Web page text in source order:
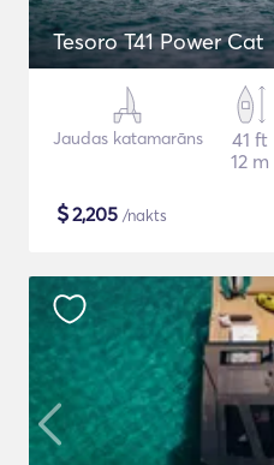
Tesoro T41 Power Cat
Jaudas katamarāns
41 ft
12 m
$2,205 /nakts